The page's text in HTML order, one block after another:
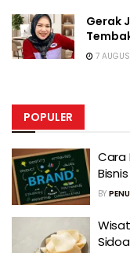
Gerak
7
POPULER
Cara
BY